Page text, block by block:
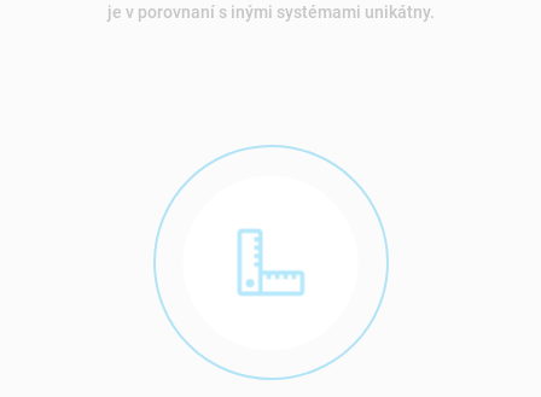
je v porovnaní s inými systémami unikátny.